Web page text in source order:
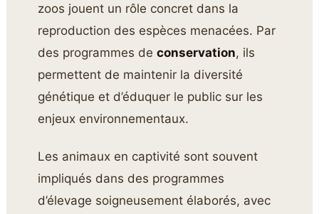
zoos jouent un rôle concret dans la
reproduction des espèces menacées. Par
des programmes deconservation, ils
permettent de maintenir la diversité
génétique et d’éduquer le public sur les
enjeux environnementaux.
Les animaux en captivité sont souvent
impliqués dans des programmes
d’élevage soigneusement élaborés, avec